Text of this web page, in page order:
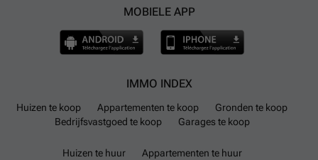
MOBIELE APP
IMMO INDEX
Huizen te koop Appartementen te koop
Gronden te koop
Bedrijfsvastgoed te koop
Garages te koop
Huizen te huur
Appartementen te huur